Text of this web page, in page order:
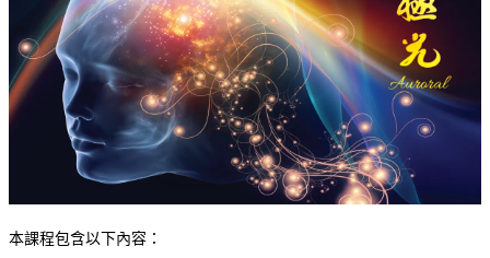
本課程包含以下內容：